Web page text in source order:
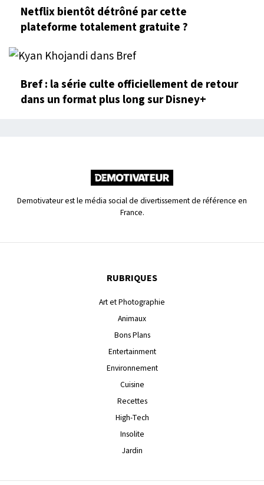
Netflix bientôt détrôné par cette
plateforme totalement gratuite ?
Bref : la série culte officiellement de retour
dans un format plus long sur Disney+
Demotivateur est le média social de divertissement de référence en
France.
RUBRIQUES
Art et Photographie
Animaux
Bons Plans
Entertainment
Environnement
Cuisine
Recettes
High-Tech
Insolite
Jardin